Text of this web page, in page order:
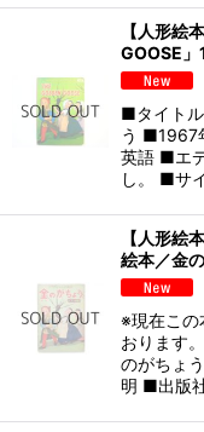
【人形絵
GOOSE
■タイトル
う ■1967
英語 ■エ
し。 ■サ
【人形絵
絵本／金
※現在この
おります
のがちょ
明 ■出版